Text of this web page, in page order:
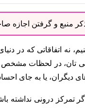
ذکر منبع و گرفتن
نه اتفاقاتی که در
تان، در لحظات
دیگران، یا به جای
تمرکز درونی نداشته